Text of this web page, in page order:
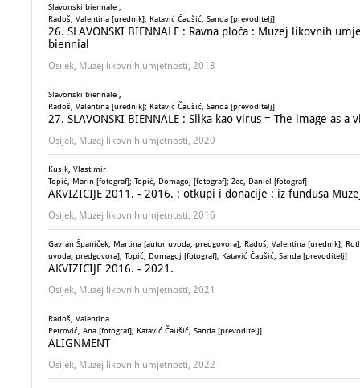
Slavonski biennale ,
Radoš, Valentina [urednik]; Katavić Čaušić, Sanda [prevoditelj]
26. SLAVONSKI BIENNALE : Ravna ploča : Muzej likovnih
biennial
Osijek, Muzej likovnih umjetnosti, 2018
Slavonski biennale ,
Radoš, Valentina [urednik]; Katavić Čaušić, Sanda [prevoditelj]
27. SLAVONSKI BIENNALE : Slika kao virus = The image as
Osijek, Muzej likovnih umjetnosti, 2020
Kusik, Vlastimir
Topić, Marin [fotograf]; Topić, Domagoj [fotograf]; Zec, Daniel [fotograf]
AKVIZICIJE 2011. - 2016. : otkupi i donacije : iz fundusa
Osijek, Muzej likovnih umjetnosti, 2016
Gavran Španiček, Martina [autor uvoda, predgovora]; Radoš, Valentina [urednik];
uvoda, predgovora]; Topić, Domagoj [fotograf]; Katavić Čaušić, Sanda [prevoditelj]
AKVIZICIJE 2016. - 2021.
Osijek, Muzej likovnih umjetnosti, 2021
Radoš, Valentina
Petrović, Ana [fotograf]; Katavić Čaušić, Sanda [prevoditelj]
ALIGNMENT
Osijek, Muzej likovnih umjetnosti, 2022